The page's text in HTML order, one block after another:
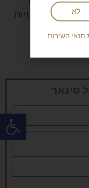
אסטרונומיים. ניתן לרכוש היום מבציר 2005 בחנויות
סיגאר
לא
תנאי השירות